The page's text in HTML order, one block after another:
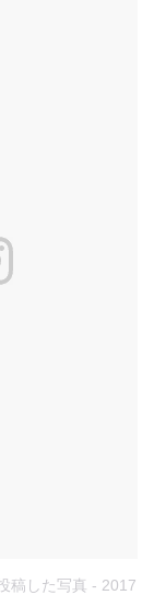
稿した写真 - 2017 2